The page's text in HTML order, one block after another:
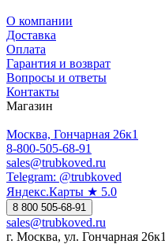
О компании
Доставка
Оплата
Гарантия и возврат
Вопросы и ответы
Контакты
Магазин
Москва, Гончарная 26к1
8-800-505-68-91
sales@trubkoved.ru
Telegram: @trubkoved
Яндекс.Карты ★ 5.0
8 800 505-68-91
sales@trubkoved.ru
г. Москва, ул. Гончарная 26к1